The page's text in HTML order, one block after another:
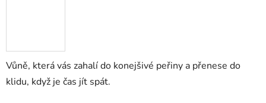
Vůně, která vás zahalí do konejšivé peřiny a přenese do
klidu, když je čas jít spát.